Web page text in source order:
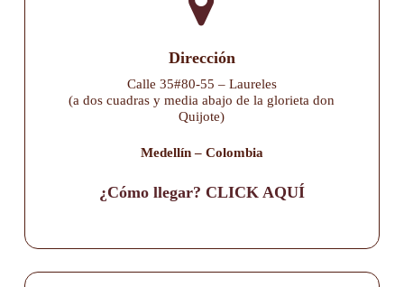
Dirección
Calle 35#80-55 – Laureles
(a dos cuadras y media abajo de la glorieta don
Quijote)
Medellín – Colombia
¿Cómo llegar? CLICK AQUÍ